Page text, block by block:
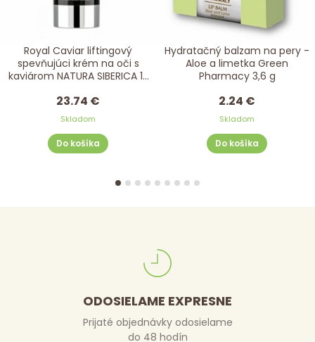
Royal Caviar liftingový
spevňujúci krém na oči s
kaviárom NATURA SIBERICA 15
23.74 €
Skladom
Do košíka
Hydratačný balzam na pery -
Aloe a limetka Green
Pharmacy 3,6 g
2.24 €
Skladom
Do košíka
ODOSIELAME EXPRESNE
Prijaté objednávky odosielame
do 48 hodín